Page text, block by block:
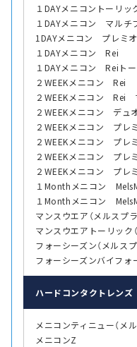
１DAYメニコントーリッ
１DAYメニコン マルチ
1DAYメニコン プレミ
１DAYメニコン Rei
１DAYメニコン Reiト
２WEEKメニコン Rei
２WEEKメニコン Rei
２WEEKメニコン デュ
２WEEKメニコン プレ
２WEEKメニコン プレ
２WEEKメニコン プレ
２WEEKメニコン プレ
１Monthメニコン
１Monthメニコン
マンスウエア（メルスプ
マンスウエアトーリック
フォーシーズン（メルス
フォーシーズンバイフォ
ハード コンタクトレンズ
メニコンティニュー（メ
メニコンZ